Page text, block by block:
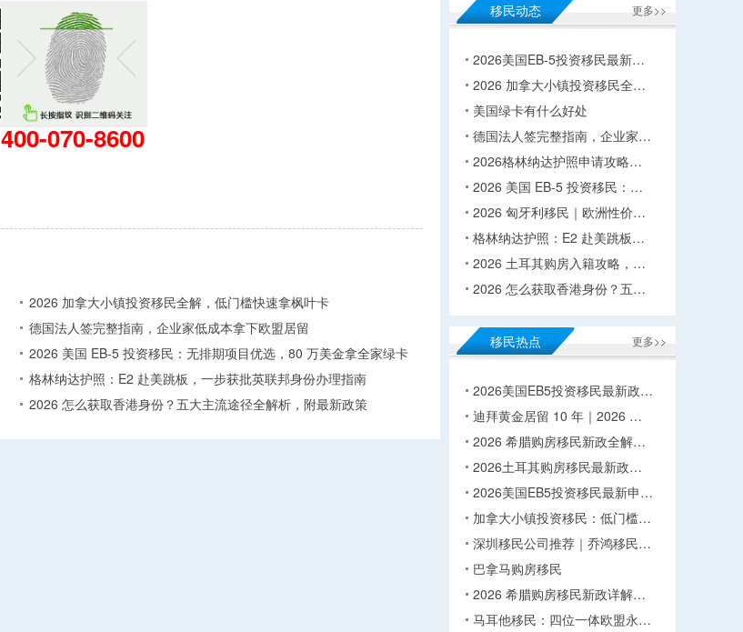
400-070-8600
2026 加拿大小镇投资移民全解，低门槛快速拿枫叶卡
德国法人签完整指南，企业家低成本拿下欧盟居留
2026 美国 EB-5 投资移民：无排期项目优选，80 万美金拿全家绿卡
格林纳达护照：E2 赴美跳板，一步获批英联邦身份办理指南
2026 怎么获取香港身份？五大主流途径全解析，附最新政策
更多>>
移民动态
2026美国EB-5投资移民最新…
2026 加拿大小镇投资移民全…
美国绿卡有什么好处
德国法人签完整指南，企业家…
2026格林纳达护照申请攻略…
2026 美国 EB-5 投资移民：…
2026 匈牙利移民｜欧洲性价…
格林纳达护照：E2 赴美跳板…
2026 土耳其购房入籍攻略，…
2026 怎么获取香港身份？五…
更多>>
移民热点
2026美国EB5投资移民最新政…
迪拜黄金居留 10 年｜2026 …
2026 希腊购房移民新政全解…
2026土耳其购房移民最新政…
2026美国EB5投资移民最新申…
加拿大小镇投资移民：低门槛…
深圳移民公司推荐｜乔鸿移民…
巴拿马购房移民
2026 希腊购房移民新政详解…
马耳他移民：四位一体欧盟永…